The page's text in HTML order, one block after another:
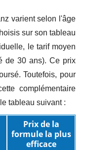
varient selon l'âge
sur son tableau
le tarif moyen
de 30 ans). Ce prix
Toutefois, pour
complémentaire
tableau suivant :
Prix de la
formule la plus
efficace